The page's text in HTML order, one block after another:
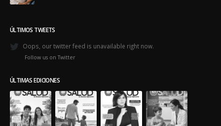
ÚLTIMOS TWEETS
Oops, our twitter feed is unavailable right now.
Follow us on Twitter
ÚLTIMAS EDICIONES